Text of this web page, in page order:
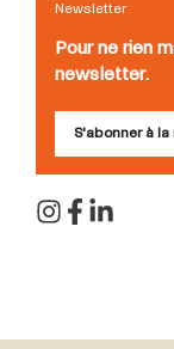
Newsletter
Pour ne rien
newsletter.
S'abonner à